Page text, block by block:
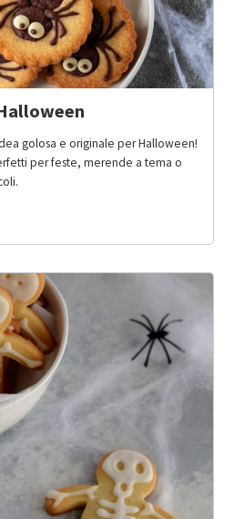
golosa e originale per Halloween!
per feste, merende a tema o